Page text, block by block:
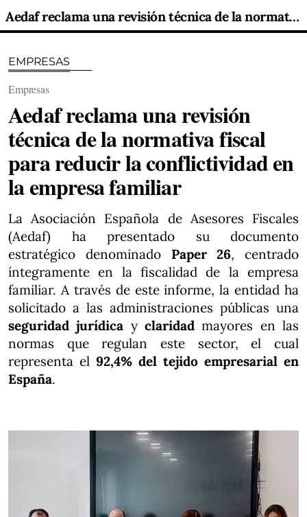
Aedaf reclama una revisión técnica de la normativa fiscal para reducir la conflictividad en la empresa familiar
EMPRESAS
Empresas
Aedaf reclama una revisión
técnica de la normativa fiscal
para reducir la conflictividad en
la empresa familiar
La Asociación Española de Asesores Fiscales
(Aedaf) ha presentado su documento
estratégico denominado Paper 26, centrado
íntegramente en la fiscalidad de la empresa
familiar. A través de este informe, la entidad ha
solicitado a las administraciones públicas una
seguridad jurídica yclaridadmayores en las
normas que regulan este sector, el cual
representa el 92,4% del tejido empresarial en
España.